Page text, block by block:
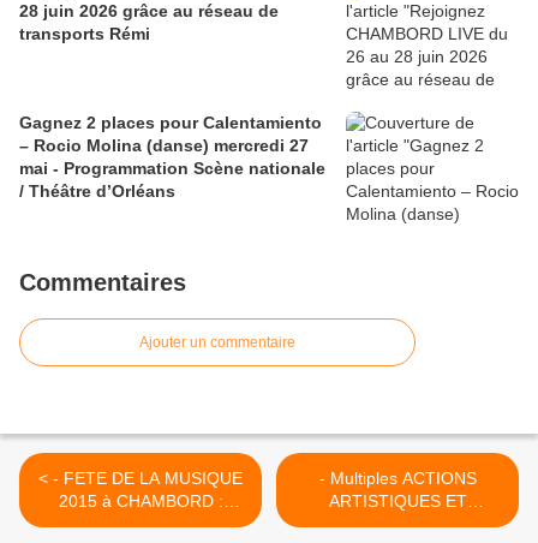
28 juin 2026 grâce au réseau de
transports Rémi
Gagnez 2 places pour Calentamiento
– Rocio Molina (danse) mercredi 27
mai - Programmation Scène nationale
/ Théâtre d’Orléans
Commentaires
Ajouter un commentaire
< - FETE DE LA MUSIQUE
2015 à CHAMBORD :
posez votre candidature
- Multiples ACTIONS
ARTISTIQUES ET
CULTURELLES 2014-15 à